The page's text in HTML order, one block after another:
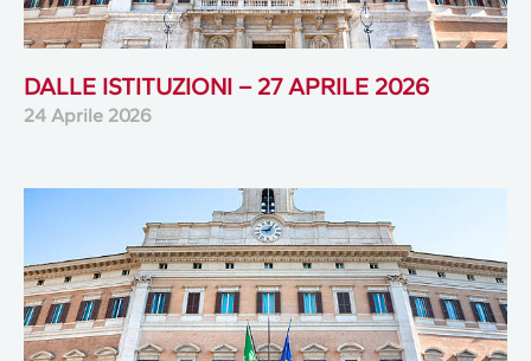
DALLE ISTITUZIONI – 27 APRILE 2026
24 Aprile 2026